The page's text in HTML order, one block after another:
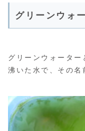
グリーンウォ
グリーンウォーター
沸いた水で、その名